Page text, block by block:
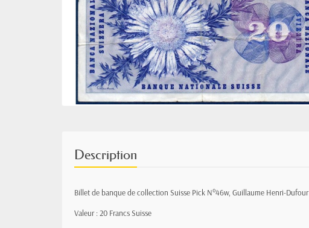
Description
Billet de banque de collection Suisse Pick N°46w, Guillaume Henri-Dufour
Valeur : 20 Francs Suisse